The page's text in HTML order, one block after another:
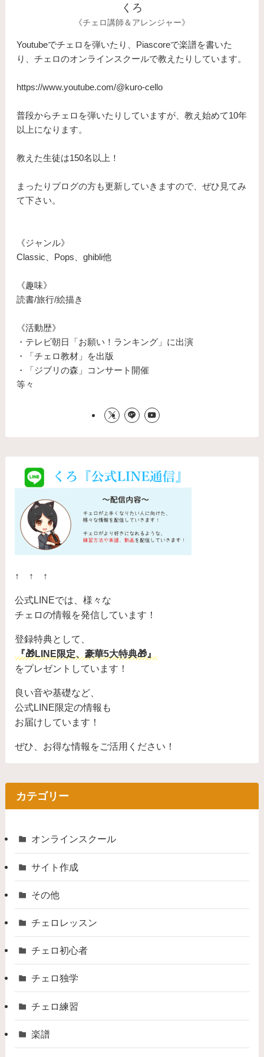
くろ
《チェロ講師＆アレンジャー》
Youtubeでチェロを弾いたり、Piascoreで楽譜を書いた
り、チェロのオンラインスクールで教えたりしています。
https://www.youtube.com/@kuro-cello
普段からチェロを弾いたりしていますが、教え始めて10年
以上になります。
​教えた生徒は150名以上！
まったりブログの方も更新していきますので、ぜひ見てみ
て下さい。
《ジャンル》
Classic、Pops、ghibli他
《趣味》
読書/旅行/絵描き
《活動歴》
・テレビ朝日「お願い！ランキング」に出演
・「チェロ教材」を出版
・「ジブリの森」コンサート開催
等々
↑ ↑ ↑
公式LINEでは、様々な
チェロの情報を発信しています！
登録特典として、
『🎁LINE限定、豪華5大特典🎁』
をプレゼントしています！
良い音や基礎など、
公式LINE限定の情報も
お届けしています！
ぜひ、お得な情報をご活用ください！
カテゴリー
オンラインスクール
サイト作成
その他
チェロレッスン
チェロ初心者
チェロ独学
チェロ練習
楽譜